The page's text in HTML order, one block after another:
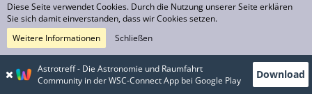
Nutzungsbedingungen
© Astrotreff 2001-2026, lizenziert unter CC BY-SA,
sofern für einzelne Inhalte nicht anders angegeben
Astrotreff - Die Astronomie und Raumfahrt
Community in der WSC-Connect App bei Google Play
Download
Diese Seite verwendet Cookies. Durch die Nutzung unserer Seite erklären
Sie sich damit einverstanden, dass wir Cookies setzen.
Weitere Informationen
Schließen